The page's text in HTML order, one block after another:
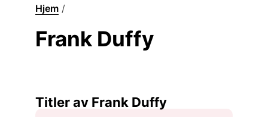
Hjem /
Frank Duffy
Titler av Frank Duffy